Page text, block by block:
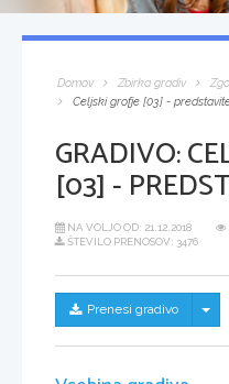
Domov Zbirka gradiv
Celjski grofje [03] -
GRADIVO:
[03] -
NA VOLJO OD: 21.12.2018
ŠTEVILO PRENOSOV: 3476
Prenesi gradivo